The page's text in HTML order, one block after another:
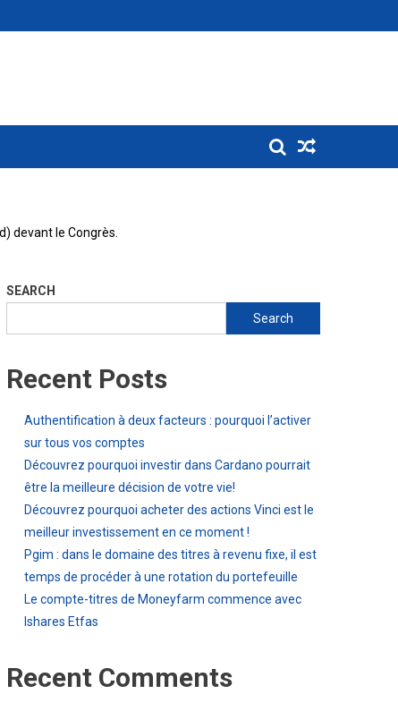
devant le Congrès.
SEARCH
Search
Recent Posts
Authentification à deux facteurs : pourquoi l’activer
sur tous vos comptes
Découvrez pourquoi investir dans Cardano pourrait
être la meilleure décision de votre vie!
Découvrez pourquoi acheter des actions Vinci est le
meilleur investissement en ce moment !
Pgim : dans le domaine des titres à revenu fixe, il est
temps de procéder à une rotation du portefeuille
Le compte-titres de Moneyfarm commence avec
Ishares Etfas
Recent Comments